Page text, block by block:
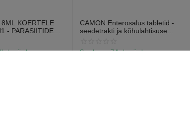
KOERTELE
- PARASIITIDE
tarnija laos
CAMON Enterosalus tabletid -
seedetrakti ja kõhulahtisuse
Saadavus: 7 tk. tarnija laos